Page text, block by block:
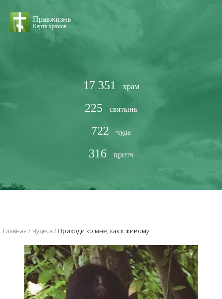
Правжизнь
Карта храмов
17 351 храм
225 святынь
722 чуда
316 притч
Главная Чудеса Приходи ко мне, как к живому